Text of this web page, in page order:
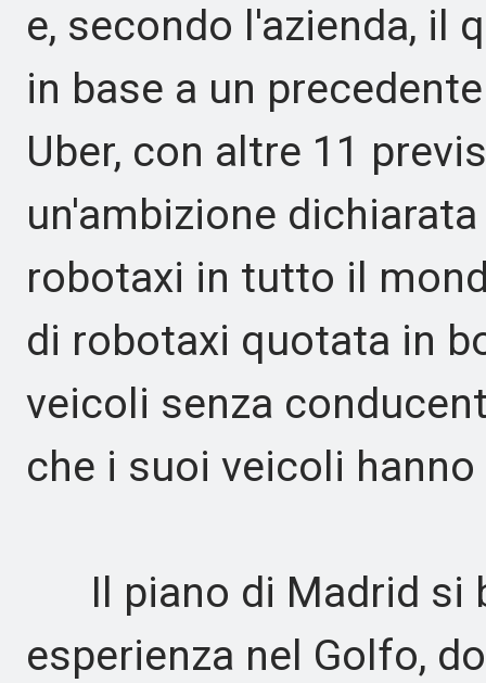
e, secondo l'azienda, il
in base a un
Uber, con altre 11
un'ambizione
robotaxi in tutto il
di robotaxi quotata in
veicoli senza
che i suoi veicoli
Il piano di Madrid si
esperienza nel Golfo,